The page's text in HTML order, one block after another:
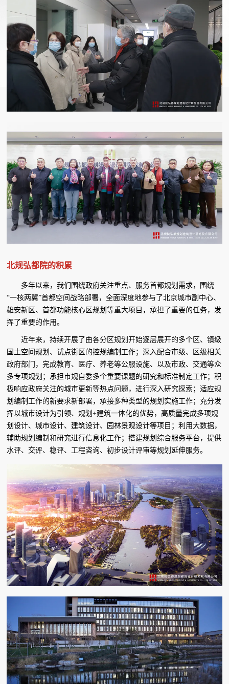
北规弘都院的积累
多年以来，我们围绕政府关注重点、服务首都规划需求，围绕
“一核两翼”首都空间战略部署，全面深度地参与了北京城市副中心、
雄安新区、首都功能核心区规划等重大项目，承担了重要的任务，发
挥了重要的作用。
近年来，持续开展了由各分区规划开始逐层展开的多个区、镇级
国土空间规划、试点街区的控规编制工作；深入配合市级、区级相关
政府部门，完成教育、医疗、养老等公服设施、以及市政、交通等众
多专项规划；承担市规自委多个重要课题的研究和标准制定工作；积
极响应政府关注的城市更新等热点问题，进行深入研究探索；适应规
划编制工作的新要求新部署，承接多种类型的规划实施工作；充分发
挥以城市设计为引领、规划+建筑一体化的优势，高质量完成多项规
划设计、城市设计、建筑设计、园林景观设计等项目；利用大数据，
辅助规划编制和研究进行信息化工作；搭建规划综合服务平台，提供
水评、交评、稳评、工程咨询、初步设计评审等规划延伸服务。